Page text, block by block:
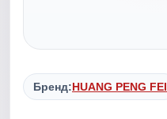
Бренд:HUANG PENG FEI